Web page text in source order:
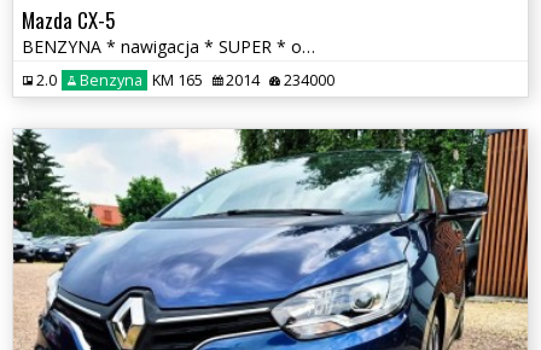
Mazda CX-5
BENZYNA * nawigacja * SUPER * okazja * ATRAKCYJNY WYGLĄD * polecamy
2.0 Benzyna KM 165 2014 234000